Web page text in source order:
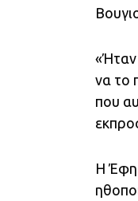
«Ήταν
να το
που
Η Έφη